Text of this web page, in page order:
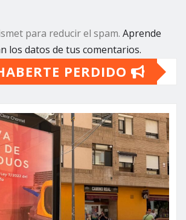
para reducir el spam. Aprende
los datos de tus comentarios.
PERDIDO